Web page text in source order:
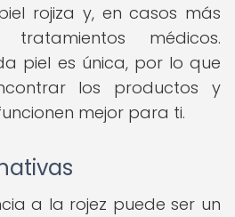
rojiza y, en casos más
tratamientos médicos.
piel es única, por lo que
los productos y
mejor para ti.
a la rojez puede ser un